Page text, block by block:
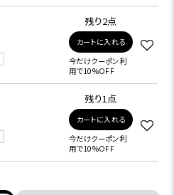
残り2点
カートに入れる
今だけクーポン利
用で10%OFF
残り1点
カートに入れる
今だけクーポン利
用で10%OFF